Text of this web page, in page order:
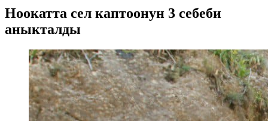
Ноокатта сел каптоонун 3 себеби
аныкталды